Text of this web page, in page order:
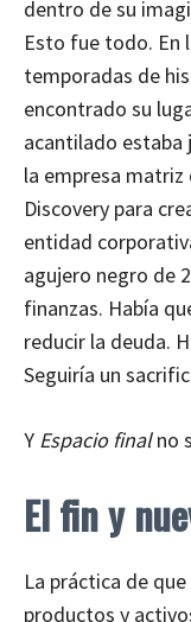
dentro de su
Esto fue todo. En
temporadas de
encontrado su
acantilado estaba
la empresa
Discovery para
entidad
agujero negro de
finanzas. Había
reducir la deuda.
Seguiría un
Y Espacio finalno
El fin y
La práctica de
productos y